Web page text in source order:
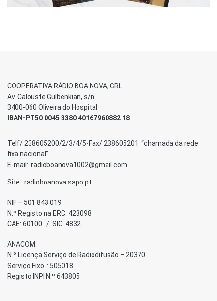
COOPERATIVA RÁDIO BOA NOVA, CRL
Av. Calouste Gulbenkian, s/n
3400-060 Oliveira do Hospital
IBAN-PT50 0045 3380 40167960882 18
Telf/ 238605200/2/3/4/5-Fax/ 238605201 “chamada da rede
fixa nacional”
E-mail: radioboanova1002@gmail.com
Site: radioboanova.sapo.pt
NIF – 501 843 019
N.º Registo na ERC: 423098
CAE: 60100 / SIC: 4832
ANACOM:
N.º Licença Serviço de Radiodifusão – 20370
Serviço Fixo : 505018
Registo INPI N.º 643805